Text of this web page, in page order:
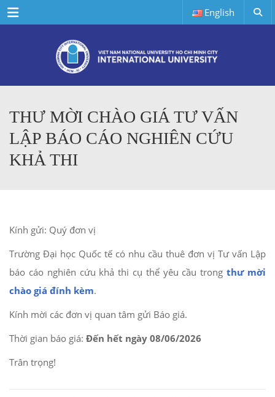
Menu English
THƯ MỜI CHÀO GIÁ TƯ VẤN
LẬP BÁO CÁO NGHIÊN CỨU
KHẢ THI
Kính gửi: Quý đơn vị
Trường Đại học Quốc tế có nhu cầu thuê đơn vị Tư vấn Lập
báo cáo nghiên cứu khả thi cụ thể yêu cầu trongthư mời
chào giá đính kèm.
Kính mời các đơn vị quan tâm gửi Báo giá.
Thời gian báo giá: Đến hết ngày 08/06/2026
Trân trọng!